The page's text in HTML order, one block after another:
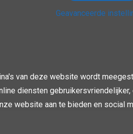
Geavanceerde
van deze website wordt
diensten gebruikersvriendelijker,
website aan te bieden en social